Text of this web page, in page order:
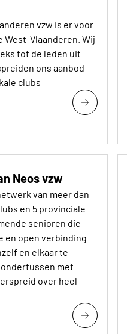
vzw is er voor
West-Vlaanderen. Wij
tot de leden uit
ons aanbod
clubs
Neos vzw
van meer dan
en 5 provinciale
senioren die
en open verbinding
en elkaar te
met
over heel